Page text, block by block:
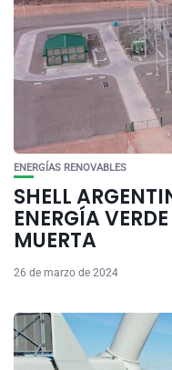
ENERGÍAS RENOVABLES
SHELL
ENERGÍA
MUERTA
26 de marzo de 2024